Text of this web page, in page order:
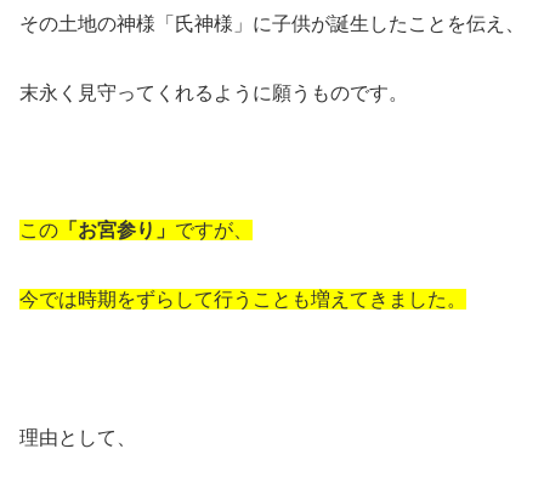
その土地の神様「氏神様」に子供が誕生したことを伝え、
末永く見守ってくれるように願うものです。
この 「お宮参り」 ですが、
今では時期をずらして行うことも増えてきました。
理由として、